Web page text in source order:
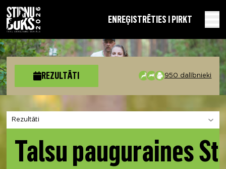
ENREĢISTRĒTIES I PIRKT
REZULTĀTI 950 dalībnieki
Izvēlies sadaļu
Talsu pauguraines